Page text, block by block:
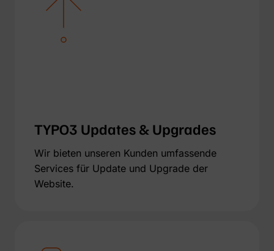
TYPO3 Updates & Upgrades
Wir bieten unseren Kunden umfassende
Services für Update und Upgrade der
Website.